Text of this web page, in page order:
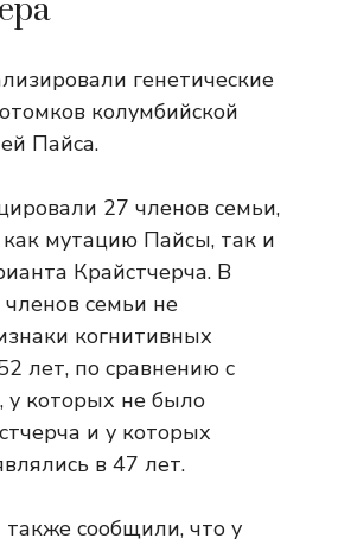
генетические
колумбийской
Пайса.
27 членов семьи,
мутацию Пайсы, так и
Крайстчерча. В
семьи не
когнитивных
лет, по сравнению с
у которых не было
и у которых
в 47 лет.
также сообщили, что у